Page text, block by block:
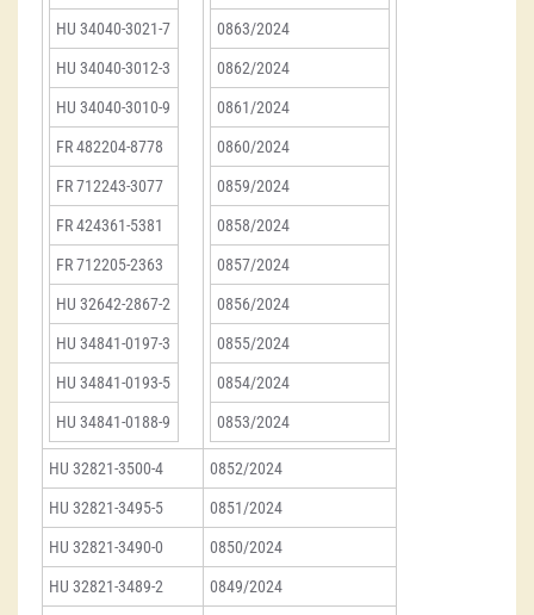
HU 34040-3021-7
HU 34040-3012-3
HU 34040-3010-9
FR 482204-8778
FR 712243-3077
FR 424361-5381
FR 712205-2363
HU 32642-2867-2
HU 34841-0197-3
HU 34841-0193-5
HU 34841-0188-9
0863/2024
0862/2024
0861/2024
0860/2024
0859/2024
0858/2024
0857/2024
0856/2024
0855/2024
0854/2024
0853/2024
HU 32821-3500-4 0852/2024
HU 32821-3495-5 0851/2024
HU 32821-3490-0 0850/2024
HU 32821-3489-2 0849/2024